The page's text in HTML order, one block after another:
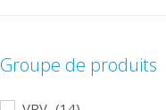
Groupe de produits